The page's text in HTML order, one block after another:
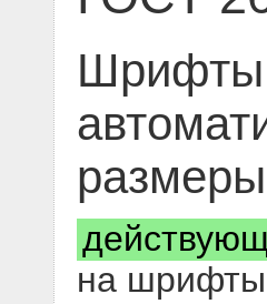
Шрифты
размеры
на шрифты